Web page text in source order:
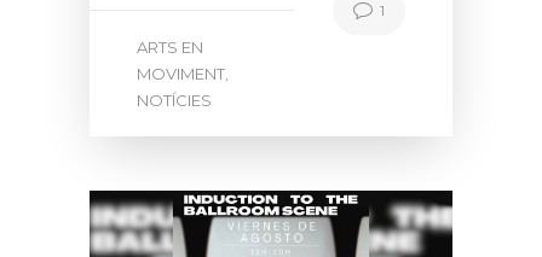
ARTS EN
MOVIMENT,
NOTÍCIES
1